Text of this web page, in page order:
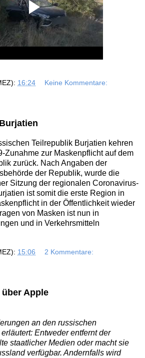
16:24 Keine Kommentare:
Teilrepublik Burjatien kehren
Zunahme zur Maskenpflicht auf dem
zurück. Nach Angaben der
der Republik, wurde die
Sitzung der regionalen Coronavirus-
ist somit die erste Region in
in der Öffentlichkeit wieder
von Masken ist nun in
und in Verkehrsmitteln
15:06 2 Kommentare:
über Apple
an den russischen
Entweder entfernt der
staatlicher Medien oder macht sie
verfügbar. Andernfalls wird